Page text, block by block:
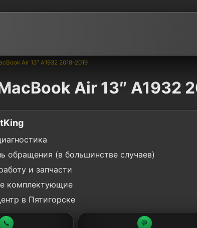
Air 13″ A1932 2018-2019
Air 13″ A1932
обращения (в большинстве случаев)
и запчасти
комплектующие
в Пятигорске
📞 💬